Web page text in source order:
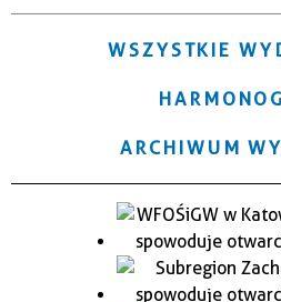
WSZYSTKIE
ARCHIWUM